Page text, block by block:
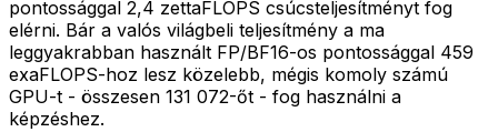
pontossággal 2,4 zettaFLOPS csúcsteljesítményt fog
elérni. Bár a valós világbeli teljesítmény a ma
leggyakrabban használt FP/BF16-os pontossággal 459
exaFLOPS-hoz lesz közelebb, mégis komoly számú
GPU-t - összesen 131 072-őt - fog használni a
képzéshez.